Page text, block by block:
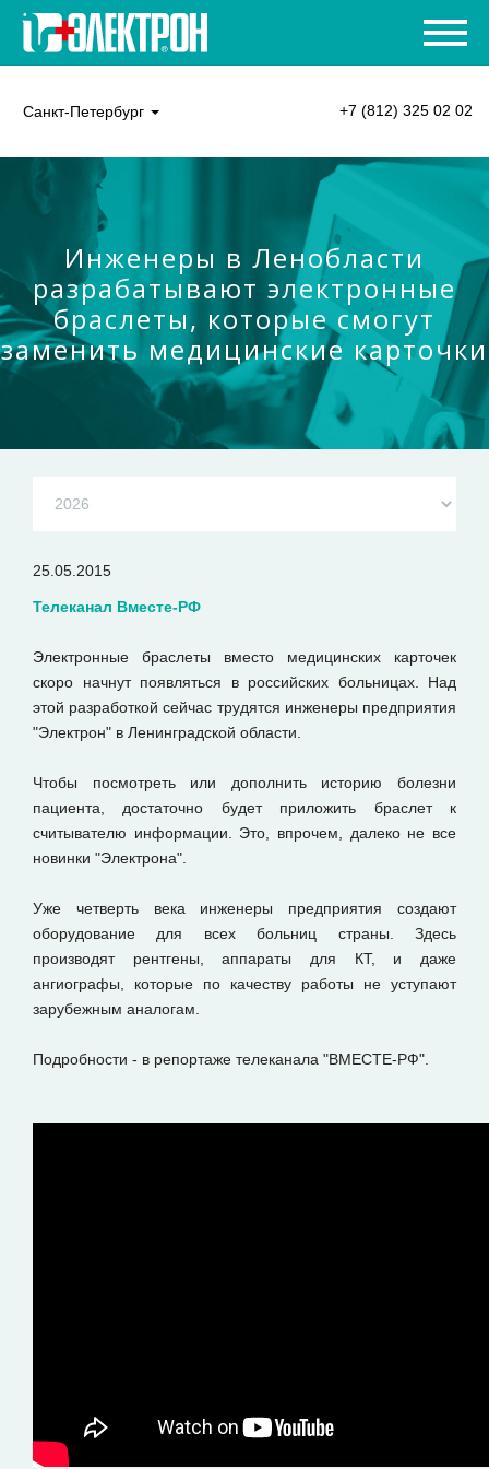
Санкт-Петербург +7 (812) 325 02 02
Инженеры в Ленобласти
разрабатывают электронные
браслеты, которые смогут
заменить медицинские карточки
25.05.2015
Телеканал Вместе-РФ
Электронные браслеты вместо медицинских карточек
скоро начнут появляться в российских больницах. Над
этой разработкой сейчас трудятся инженеры предприятия
"Электрон" в Ленинградской области.
Чтобы посмотреть или дополнить историю болезни
пациента, достаточно будет приложить браслет к
считывателю информации. Это, впрочем, далеко не все
новинки "Электрона".
Уже четверть века инженеры предприятия создают
оборудование для всех больниц страны. Здесь
производят рентгены, аппараты для КТ, и даже
ангиографы, которые по качеству работы не уступают
зарубежным аналогам.
Подробности - в репортаже телеканала "ВМЕСТЕ-РФ".